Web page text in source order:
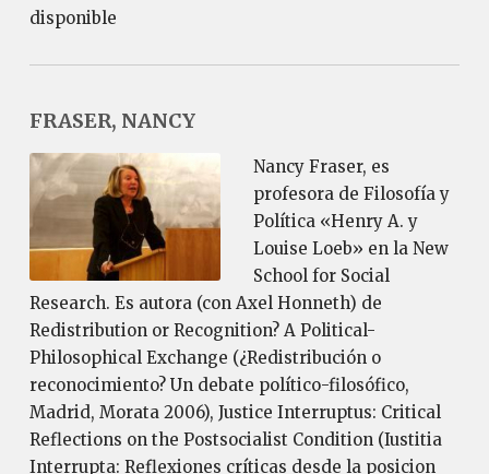
disponible
FRASER, NANCY
Nancy Fraser, es
profesora de Filosofía y
Política «Henry A. y
Louise Loeb» en la New
School for Social
Research. Es autora (con Axel Honneth) de
Redistribution or Recognition? A Political-
Philosophical Exchange (¿Redistribución o
reconocimiento? Un debate político-filosófico,
Madrid, Morata 2006), Justice Interruptus: Critical
Reflections on the Postsocialist Condition (Iustitia
Interrupta: Reflexiones críticas desde la posicion